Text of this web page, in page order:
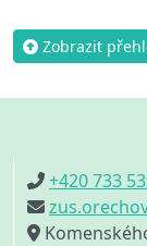
Zobrazit
+420 733